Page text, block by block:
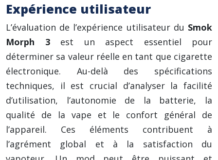
Expérience utilisateur
L’évaluation de l’expérience utilisateur du Smok
Morph 3 est un aspect essentiel pour
déterminer sa valeur réelle en tant que cigarette
électronique. Au-delà des spécifications
techniques, il est crucial d’analyser la facilité
d’utilisation, l’autonomie de la batterie, la
qualité de la vape et le confort général de
l’appareil. Ces éléments contribuent à
l’agrément global et à la satisfaction du